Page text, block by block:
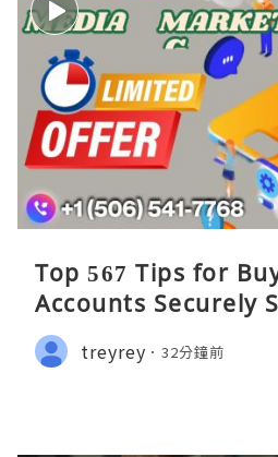
Top 567 Tips for
Accounts Securely
treyrey 32分鐘前